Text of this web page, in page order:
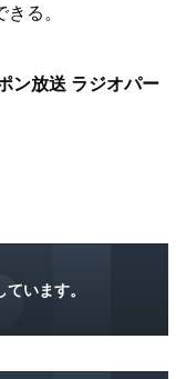
る。
ン放送 ラジオパー
います。